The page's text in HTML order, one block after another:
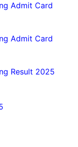
Admit Card
Admit Card
Result 2025